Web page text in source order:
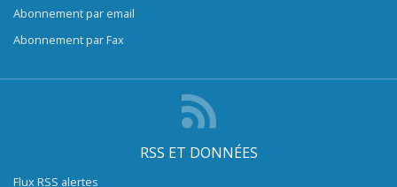
Abonnement par email
Abonnement par Fax
RSS ET DONNÉES
Flux RSS alertes